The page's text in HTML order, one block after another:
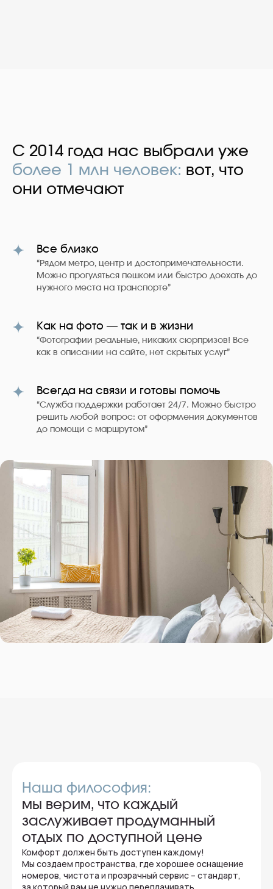
С 2014 года нас выбрали уже
более 1 млн человек: вот, что
они отмечают
Все близко
“Рядом метро, центр и достопримечательности.
Можно прогуляться пешком или быстро доехать до
нужного места на транспорте”
Как на фото — так и в жизни
“Фотографии реальные, никаких сюрпризов! Все
как в описании на сайте, нет скрытых услуг”
Всегда на связи и готовы помочь
“Служба поддержки работает 24/7. Можно быстро
решить любой вопрос: от оформления документов
до помощи с маршрутом”
Наша философия:
мы верим, что каждый
заслуживает продуманный
отдых по доступной цене
Комфорт должен быть доступен каждому!
Мы создаем пространства, где хорошее оснащение
номеров, чистота и прозрачный сервис – стандарт,